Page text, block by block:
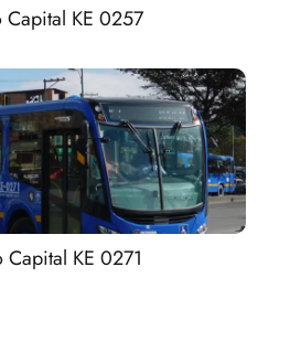
Capital KE 0257
Capital KE 0271